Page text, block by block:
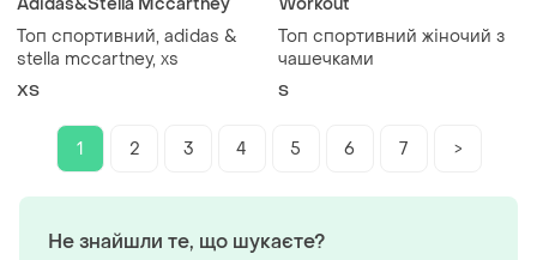
Топ спортивний, adidas &
stella mccartney, xs
ХS
Топ спортивний жіночий з
чашечками
S
1 2 3 4 5 6 7 >
Не знайшли те, що шукаєте?